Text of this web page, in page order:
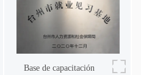
Base de capacitación